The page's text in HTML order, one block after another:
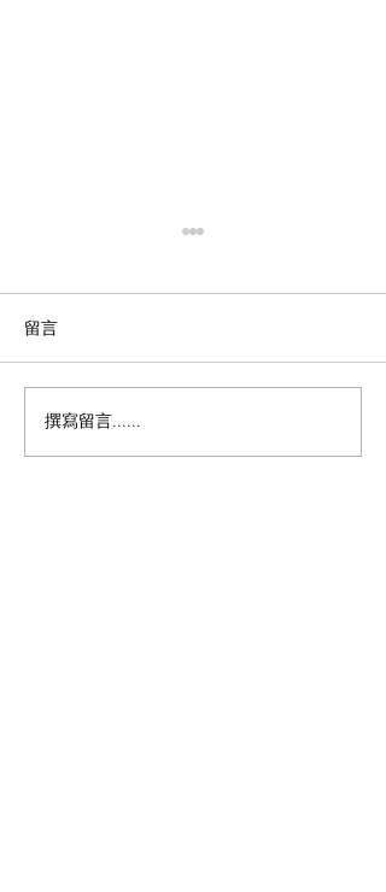
Thom Browne【透明銀
新色｜皇牌經典型號｜堅
留言
撰寫留言......